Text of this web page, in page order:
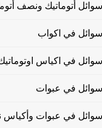
أتوماتيك ونصف
سوائل في اكواب
سوائل في اكياس
سوائل في عبوات
سوائل في عبوات وأكياس